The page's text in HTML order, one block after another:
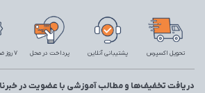
تحویل اکسپرس پشتیبانی آنلاین پرداخت در محل 7 روز ضمانت بازگشت
دریافت تخفیف‌ها و مطالب آموزشی با عضویت در